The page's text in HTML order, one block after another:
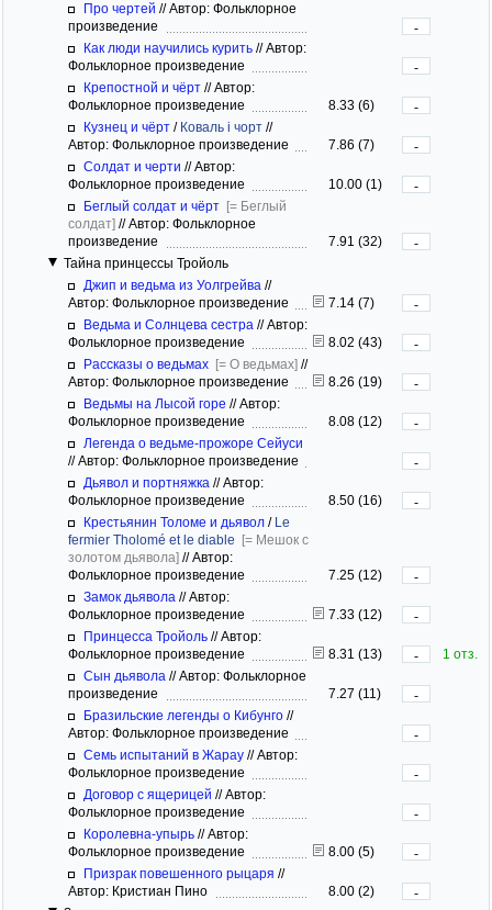
Про чертей //Автор: Фольклорное
произведение
-
Как люди научились курить //Автор:
Фольклорное произведение
-
Крепостной и чёрт //Автор:
Фольклорное произведение
8.33 (6)
-
Кузнец и чёрт / Коваль і чорт //
Автор: Фольклорное произведение
7.86 (7)
-
Солдат и черти //Автор:
Фольклорное произведение
10.00 (1)
-
Беглый солдат и чёрт [= Беглый
солдат] //Автор: Фольклорное
произведение
7.91 (32)
-
Тайна принцессы Тройоль
Джип и ведьма из Уолгрейва //
Автор: Фольклорное произведение
7.14 (7)
-
Ведьма и Солнцева сестра //Автор:
Фольклорное произведение
8.02 (43)
-
Рассказы о ведьмах [= О ведьмах] //
Автор: Фольклорное произведение
8.26 (19)
-
Ведьмы на Лысой горе //Автор:
Фольклорное произведение
8.08 (12)
-
Легенда о ведьме-прожоре Сейуси
//Автор: Фольклорное произведение
-
Дьявол и портняжка //Автор:
Фольклорное произведение
8.50 (16)
-
Крестьянин Толоме и дьявол / Le
fermier Tholomé et le diable [= Мешок с
золотом дьявола] //Автор:
Фольклорное произведение
7.25 (12)
-
Замок дьявола //Автор:
Фольклорное произведение
7.33 (12)
-
Принцесса Тройоль //Автор:
Фольклорное произведение
8.31 (13) -
1 отз.
Сын дьявола //Автор: Фольклорное
произведение
7.27 (11)
-
Бразильские легенды о Кибунго //
Автор: Фольклорное произведение
-
Семь испытаний в Жарау //Автор:
Фольклорное произведение
-
Договор с ящерицей //Автор:
Фольклорное произведение
-
Королевна-упырь //Автор:
Фольклорное произведение
8.00 (5)
-
Призрак повешенного рыцаря //
Автор: Кристиан Пино
8.00 (2)
-